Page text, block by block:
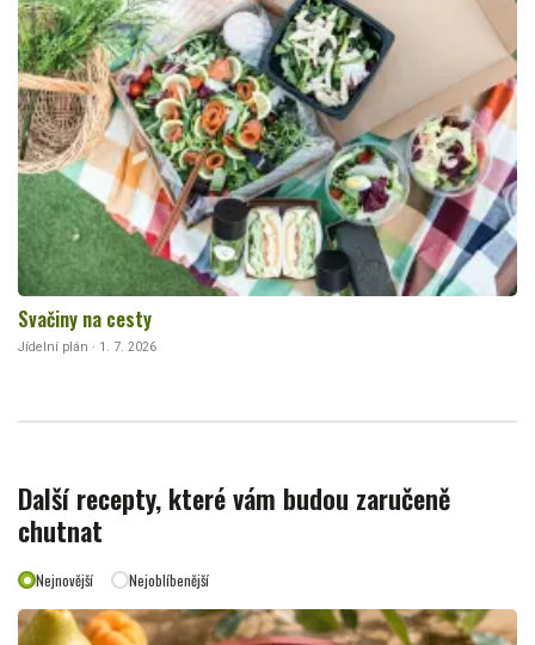
Svačiny na cesty
Jídelní plán · 1. 7. 2026
Další recepty, které vám budou zaručeně
chutnat
Nejnovější Nejoblíbenější